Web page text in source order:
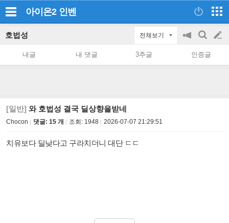
아이온2 인벤
호법성 전체보기
공
on/off
검
색
글
쓰
내글 내 댓글 3추글 인증글
[일반] 와 호법성 결국 딜상향을받네
Chocon 댓글: 15 개 조회: 1948 2026-07-07 21:29:51
치유보다 딜낮다고 구라치더니 대단 ㄷㄷ